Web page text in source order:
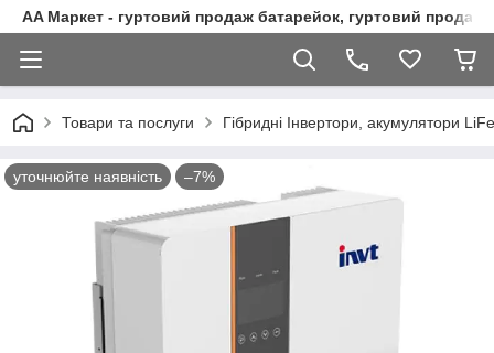
AA Маркет - гуртовий продаж батарейок, гуртовий продаж
Товари та послуги Гібридні Інвертори, акумулятори
уточнюйте наявність –7%